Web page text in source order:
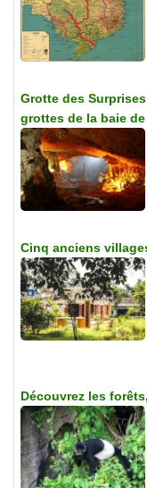
Grotte des
grottes de la baie
Cinq anciens
Découvrez les